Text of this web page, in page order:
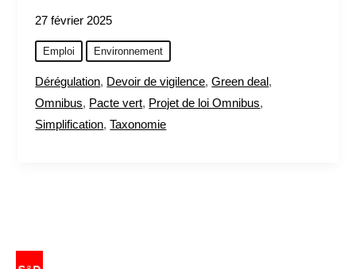
27 février 2025
Emploi Environnement
Dérégulation, Devoir de vigilence,Green deal ,
Omnibus, Pacte vert, Projet de loi Omnibus,
Simplification,Taxonomie